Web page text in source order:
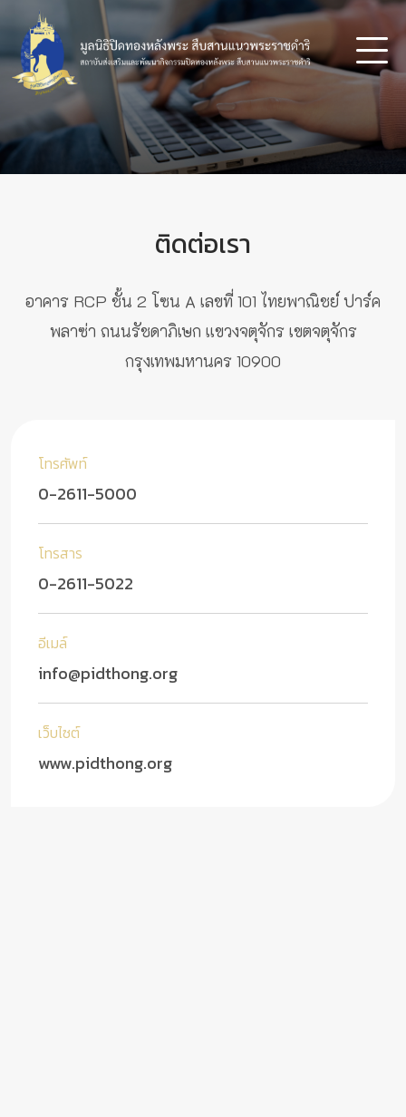
ติดต่อเรา
อาคาร RCP ชั้น 2 โซน A เลขที่ 101 ไทยพาณิชย์ ปาร์ค
พลาซ่า ถนนรัชดาภิเษก แขวงจตุจักร เขตจตุจักร
กรุงเทพมหานคร 10900
โทรศัพท์
0-2611-5000
โทรสาร
0-2611-5022
อีเมล์
info@pidthong.org
เว็บไซต์
www.pidthong.org